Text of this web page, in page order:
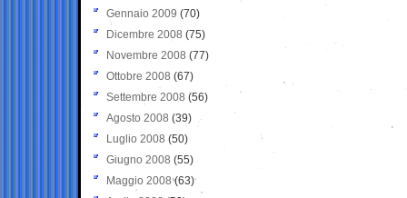
Gennaio 2009 (70)
Dicembre 2008 (75)
Novembre 2008 (77)
Ottobre 2008 (67)
Settembre 2008 (56)
Agosto 2008 (39)
Luglio 2008 (50)
Giugno 2008 (55)
Maggio 2008(63)